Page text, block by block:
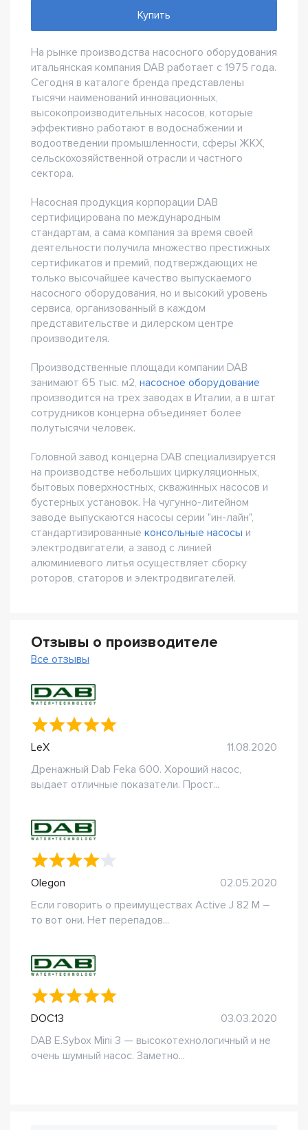
Купить
На рынке производства насосного оборудования
итальянская компания DAB работает с 1975 года.
Сегодня в каталоге бренда представлены
тысячи наименований инновационных,
высокопроизводительных насосов, которые
эффективно работают в водоснабжении и
водоотведении промышленности, сферы ЖКХ,
сельскохозяйственной отрасли и частного
сектора.
Насосная продукция корпорации DAB
сертифицирована по международным
стандартам, а сама компания за время своей
деятельности получила множество престижных
сертификатов и премий, подтверждающих не
только высочайшее качество выпускаемого
насосного оборудования, но и высокий уровень
сервиса, организованный в каждом
представительстве и дилерском центре
производителя.
Производственные площади компании DAB
занимают 65 тыс. м2, насосное оборудование
производится на трех заводах в Италии, а в штат
сотрудников концерна объединяет более
полутысячи человек.
Головной завод концерна DAB специализируется
на производстве небольших циркуляционных,
бытовых поверхностных, скважинных насосов и
бустерных установок. На чугунно-литейном
заводе выпускаются насосы серии "ин-лайн",
стандартизированные консольные насосы и
электродвигатели, а завод с линией
алюминиевого литья осуществляет сборку
роторов, статоров и электродвигателей.
Отзывы о производителе
Все отзывы
LeX
11.08.2020
Дренажный Dab Feka 600. Хороший насос,
выдает отличные показатели. Прост...
Olegon
02.05.2020
Если говорить о преимуществах Active J 82 M –
то вот они. Нет перепадов...
DOC13
03.03.2020
DAB E.Sybox Mini 3 — высокотехнологичный и не
очень шумный насос. Заметно...